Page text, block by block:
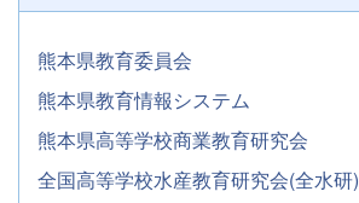
熊本県教育委員会
熊本県教育情報システム
熊本県高等学校商業教育研究会
全国高等学校水産教育研究会(全水研)